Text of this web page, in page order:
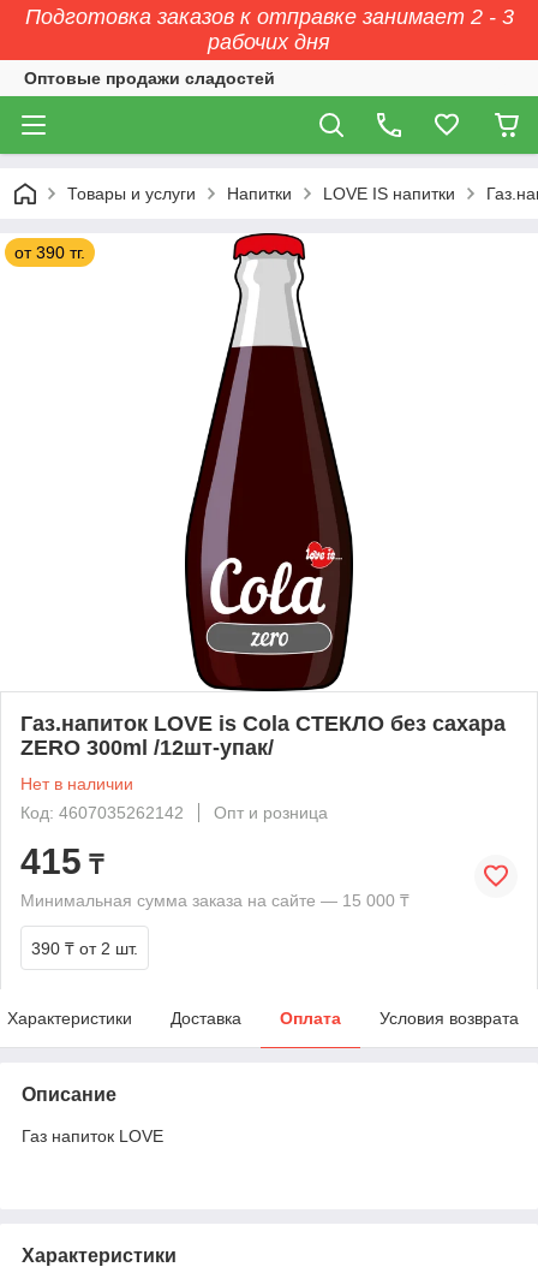
Подготовка заказов к отправке занимает 2 - 3
рабочих дня
Оптовые продажи сладостей
Товары и услуги Напитки LOVE IS напитки
от 390 тг.
Газ.напиток LOVE is Cola СТЕКЛО без сахара
ZERO 300ml /12шт-упак/
Нет в наличии
Код: 4607035262142
Опт и розница
415 ₸
Минимальная сумма заказа на сайте — 15 000 ₸
390 ₸ от 2 шт.
Характеристики Доставка Оплата Условия возврата
Описание
Газ напиток LOVE
Характеристики